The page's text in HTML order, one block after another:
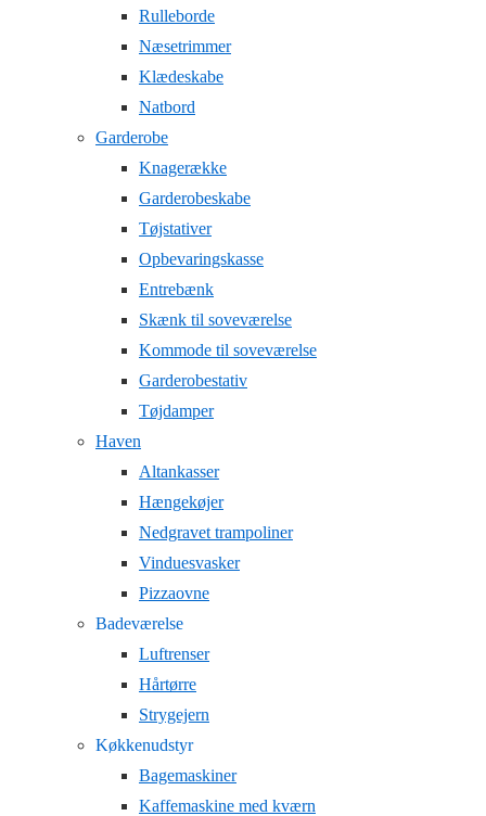
Rulleborde
Næsetrimmer
Klædeskabe
Natbord
Garderobe
Knagerække
Garderobeskabe
Tøjstativer
Opbevaringskasse
Entrebænk
Skænk til soveværelse
Kommode til soveværelse
Garderobestativ
Tøjdamper
Haven
Altankasser
Hængekøjer
Nedgravet trampoliner
Vinduesvasker
Pizzaovne
Badeværelse
Luftrenser
Hårtørre
Strygejern
Køkkenudstyr
Bagemaskiner
Kaffemaskine med kværn